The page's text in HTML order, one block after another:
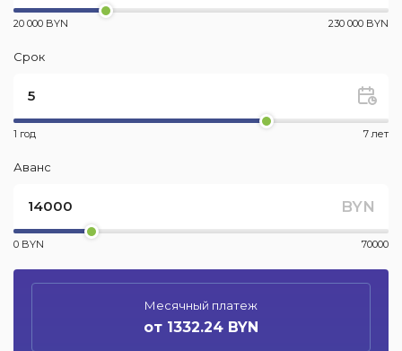
20 000 BYN 230 000 BYN
Срок
1 год 7 лет
Аванс
BYN
0 BYN 70000
Месячный платеж
от 1332.24 BYN